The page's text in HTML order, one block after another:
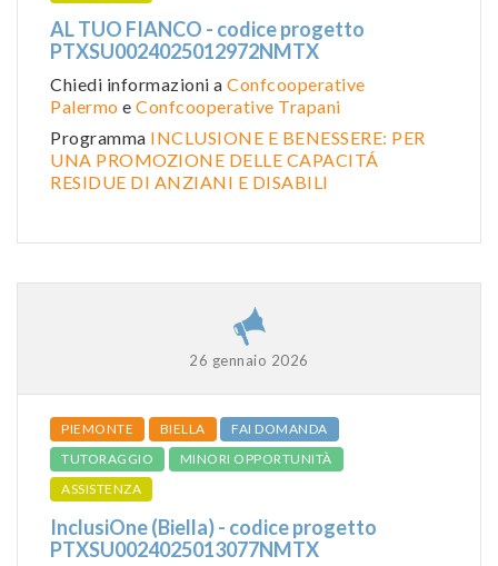
AL TUO FIANCO - codice progetto
PTXSU0024025012972NMTX
Chiedi informazioni a Confcooperative
Palermo e Confcooperative Trapani
Programma INCLUSIONE E BENESSERE: PER
UNA PROMOZIONE DELLE CAPACITÁ
RESIDUE DI ANZIANI E DISABILI
26 gennaio 2026
PIEMONTE BIELLA
FAI DOMANDA
TUTORAGGIO
MINORI OPPORTUNITÀ
ASSISTENZA
InclusiOne (Biella) - codice progetto
PTXSU0024025013077NMTX